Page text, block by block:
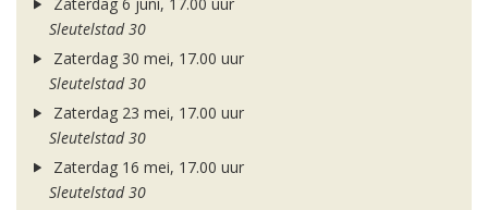
Zaterdag 6 juni, 17.00 uur
Sleutelstad 30
Zaterdag 30 mei, 17.00 uur
Sleutelstad 30
Zaterdag 23 mei, 17.00 uur
Sleutelstad 30
Zaterdag 16 mei, 17.00 uur
Sleutelstad 30